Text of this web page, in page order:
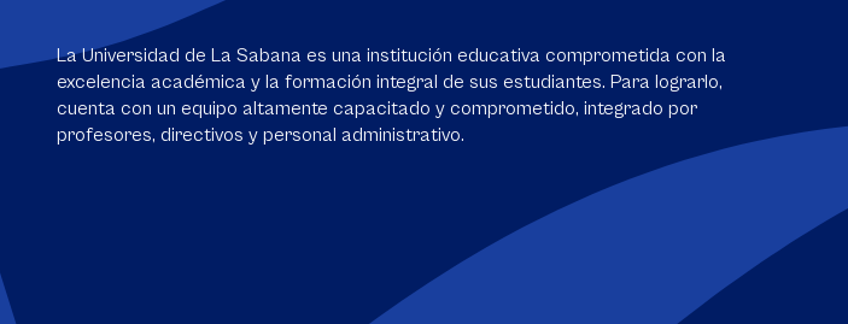
La Universidad de La Sabana es una institución educativa comprometida con la
excelencia académica y la formación integral de sus estudiantes. Para lograrlo,
cuenta con un equipo altamente capacitado y comprometido, integrado por
profesores, directivos y personal administrativo.